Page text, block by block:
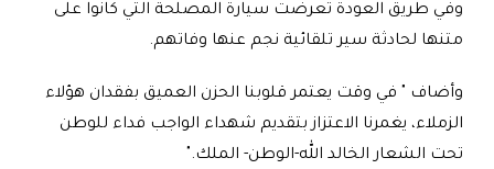
وفي طريق العودة تعرضت سيارة المصلحة التي كانوا على
متنها لحادثة سير تلقائية نجم عنها وفاتهم.
وأضاف " في وقت يعتمر قلوبنا الحزن العميق بفقدان هؤلاء
الزملاء، يغمرنا الاعتزاز بتقديم شهداء الواجب فداء للوطن
تحت الشعار الخالد الله-الوطن- الملك".